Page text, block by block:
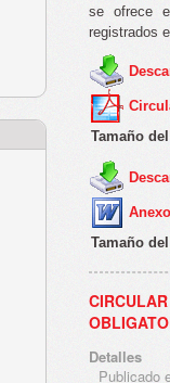
se ofrece
registrados
Tamaño
Tamaño
Detalles
Publicado